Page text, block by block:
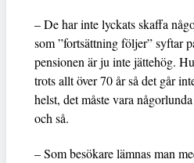
– De har inte lyckats skaffa
som ”fortsättning följer” syftar
pensionen är ju inte jättehög.
trots allt över 70 år så det går
helst, det måste vara
och så.
– Som besökare lämnas man